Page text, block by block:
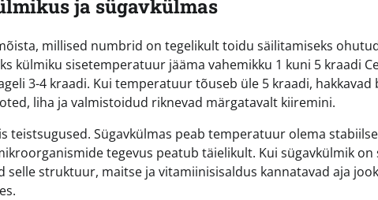
ja sügavkülmas
millised numbrid on tegelikult toidu säilitamiseks
külmiku sisetemperatuur jääma vahemikku 1 kuni 5 kraadi
3-4 kraadi. Kui temperatuur tõuseb üle 5 kraadi,
liha ja valmistoidud riknevad märgatavalt kiiremini.
teistsugused. Sügavkülmas peab temperatuur olema
tegevus peatub täielikult. Kui sügavkülmik on
selle struktuur, maitse ja vitamiinisisaldus kannatavad aja